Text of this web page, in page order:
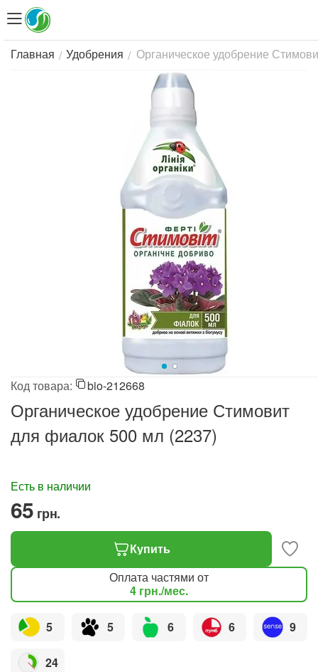
Главная / Удобрения / Органическое удобрение
Код товара: bio-212668
Органическое удобрение Стимовит
для фиалок 500 мл (2237)
‍65‍ грн.
Есть в наличии
Купить
Оплата частями от
4 грн./мес.
5 5 6 6 9
24